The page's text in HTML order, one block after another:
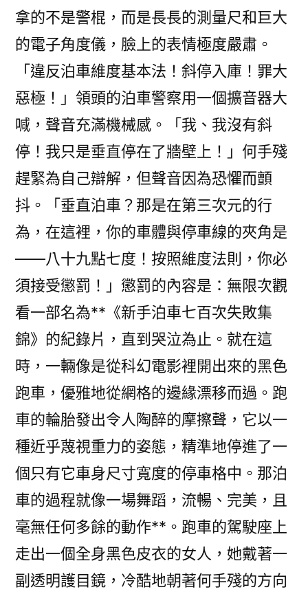
拿的不是警棍，而是長長的測量尺和巨大
的電子角度儀，臉上的表情極度嚴肅。
「違反泊車維度基本法！斜停入庫！罪大
惡極！」領頭的泊車警察用一個擴音器大
喊，聲音充滿機械感。「我、我沒有斜
停！我只是垂直停在了牆壁上！」何手殘
趕緊為自己辯解，但聲音因為恐懼而顫
抖。「垂直泊車？那是在第三次元的行
為，在這裡，你的車體與停車線的夾角是
——八十九點七度！按照維度法則，你必
須接受懲罰！」懲罰的內容是：無限次觀
看一部名為**《新手泊車七百次失敗集
錦》的紀錄片，直到哭泣為止。就在這
時，一輛像是從科幻電影裡開出來的黑色
跑車，優雅地從網格的邊緣漂移而過。跑
車的輪胎發出令人陶醉的摩擦聲，它以一
種近乎蔑視重力的姿態，精準地停進了一
個只有它車身尺寸寬度的停車格中。那泊
車的過程就像一場舞蹈，流暢、完美，且
毫無任何多餘的動作**。跑車的駕駛座上
走出一個全身黑色皮衣的女人，她戴著一
副透明護目鏡，冷酷地朝著何手殘的方向